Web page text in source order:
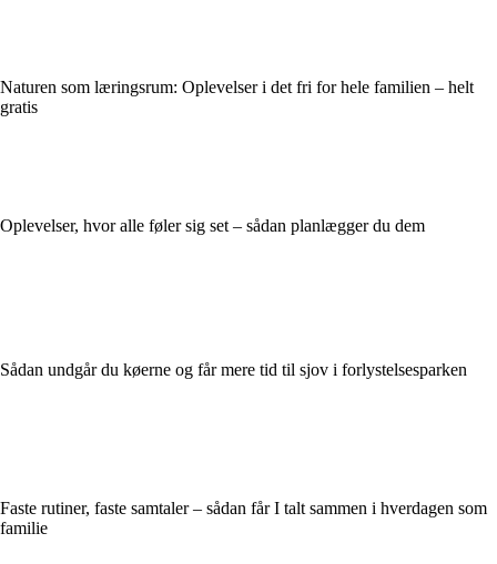
Naturen som læringsrum: Oplevelser i det fri for hele familien – helt
gratis
Oplevelser, hvor alle føler sig set – sådan planlægger du dem
Sådan undgår du køerne og får mere tid til sjov i forlystelsesparken
Faste rutiner, faste samtaler – sådan får I talt sammen i hverdagen som
familie